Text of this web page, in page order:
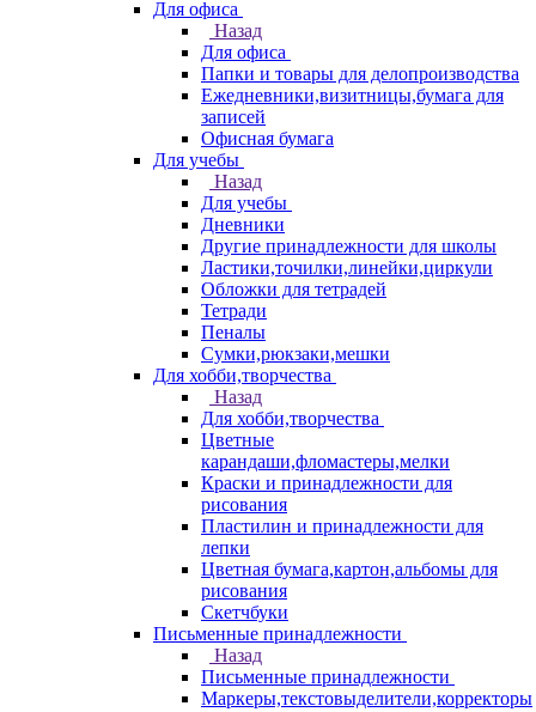
Для офиса
Назад
Для офиса
Папки и товары для делопроизводства
Ежедневники,визитницы,бумага для
записей
Офисная бумага
Для учебы
Назад
Для учебы
Дневники
Другие принадлежности для школы
Ластики,точилки,линейки,циркули
Обложки для тетрадей
Тетради
Пеналы
Сумки,рюкзаки,мешки
Для хобби,творчества
Назад
Для хобби,творчества
Цветные
карандаши,фломастеры,мелки
Краски и принадлежности для
рисования
Пластилин и принадлежности для
лепки
Цветная бумага,картон,альбомы для
рисования
Скетчбуки
Письменные принадлежности
Назад
Письменные принадлежности
Маркеры,текстовыделители,корректоры